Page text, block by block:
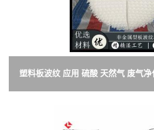
塑料板波纹 应用 硫酸 天然气 废气